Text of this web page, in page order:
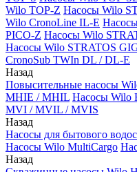
Wilo TOP-Z Насосы Wilo
Wilo CronoLine IL-E
PICO-Z Насосы Wilo
Насосы Wilo STRATOS
CronoSub TWIn DL / DL-E
Назад
Повысительные насосы
MHIE / MHIL Насосы Wilo
MVI / MVIL / MVIS
Назад
Насосы для бытового
Насосы Wilo MultiCargo
Назад